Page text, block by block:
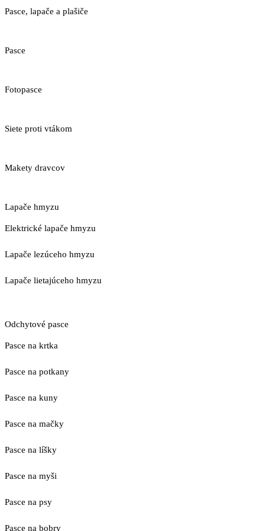
Pasce, lapače a plašiče
Pasce
Fotopasce
Siete proti vtákom
Makety dravcov
Lapače hmyzu
Elektrické lapače hmyzu
Lapače lezúceho hmyzu
Lapače lietajúceho hmyzu
Odchytové pasce
Pasce na krtka
Pasce na potkany
Pasce na kuny
Pasce na mačky
Pasce na líšky
Pasce na myši
Pasce na psy
Pasce na bobry